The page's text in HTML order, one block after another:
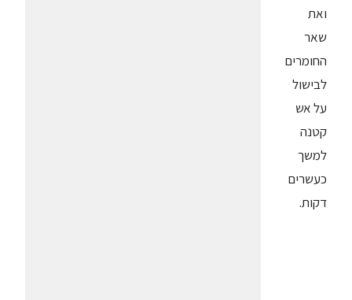
ואת
שאר
החומרים
לבישול
על אש
קטנה
למשך
כעשרים
דקות.